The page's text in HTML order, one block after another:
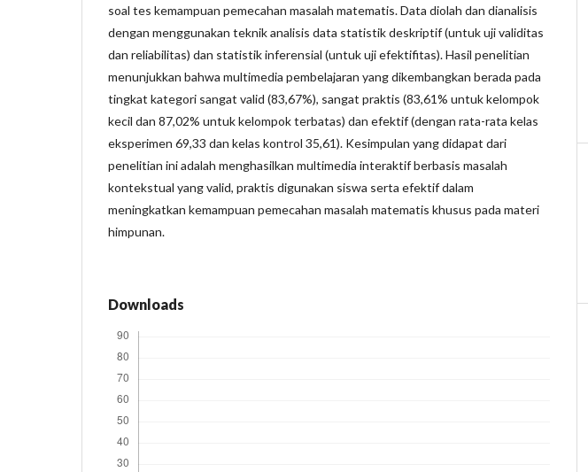
soal tes kemampuan pemecahan masalah matematis. Data diolah dan dianalisis
dengan menggunakan teknik analisis data statistik deskriptif (untuk uji validitas
dan reliabilitas) dan statistik inferensial (untuk uji efektifitas). Hasil penelitian
menunjukkan bahwa multimedia pembelajaran yang dikembangkan berada pada
tingkat kategori sangat valid (83,67%), sangat praktis (83,61% untuk kelompok
kecil dan 87,02% untuk kelompok terbatas) dan efektif (dengan rata-rata kelas
eksperimen 69,33 dan kelas kontrol 35,61). Kesimpulan yang didapat dari
penelitian ini adalah menghasilkan multimedia interaktif berbasis masalah
kontekstual yang valid, praktis digunakan siswa serta efektif dalam
meningkatkan kemampuan pemecahan masalah matematis khusus pada materi
himpunan.
Downloads